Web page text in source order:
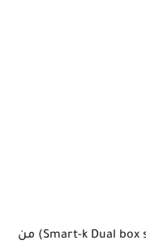
كما تتمتع بمكبر صوت ثنائي (Smart-k Dual box speakers) من